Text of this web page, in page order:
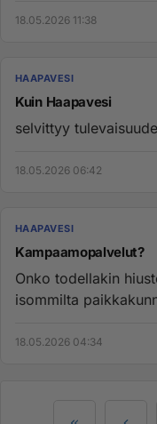
18.05.2026 11:38
HAAPAVESI
Kuin Haapavesi
selvittyy
18.05.2026 06:42
HAAPAVESI
Kampaamopalvelut?
Onko todellakin
isommilta
18.05.2026 04:34